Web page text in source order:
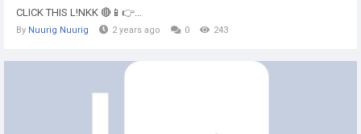
CLICK THIS L!NKK 🔴📱👉...
By Nuurig Nuurig 2 years ago 0 243